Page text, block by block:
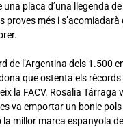
placa d’una llegenda
més i s’acomiadarà
de l’Argentina dels 1.500
que ostenta els
la FACV. Rosalia Tárraga
va emportar un bonic
millor marca espanyola